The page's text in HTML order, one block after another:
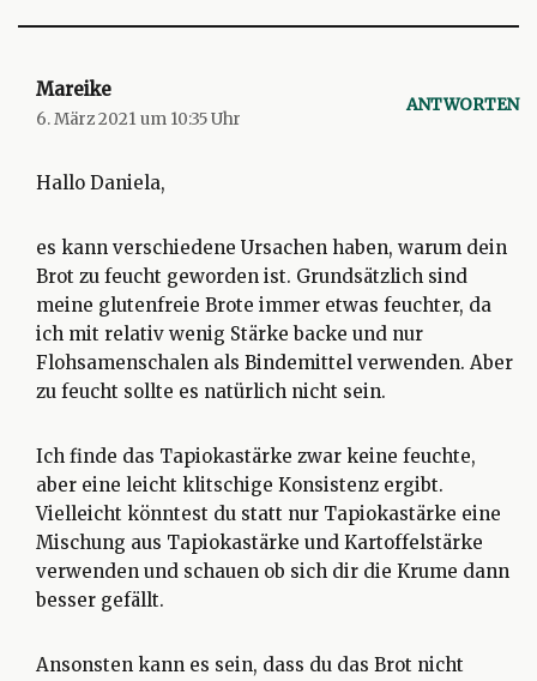
Mareike
6. März 2021 um 10:35 Uhr
ANTWORTEN
Hallo Daniela,
es kann verschiedene Ursachen haben, warum dein
Brot zu feucht geworden ist. Grundsätzlich sind
meine glutenfreie Brote immer etwas feuchter, da
ich mit relativ wenig Stärke backe und nur
Flohsamenschalen als Bindemittel verwenden. Aber
zu feucht sollte es natürlich nicht sein.
Ich finde das Tapiokastärke zwar keine feuchte,
aber eine leicht klitschige Konsistenz ergibt.
Vielleicht könntest du statt nur Tapiokastärke eine
Mischung aus Tapiokastärke und Kartoffelstärke
verwenden und schauen ob sich dir die Krume dann
besser gefällt.
Ansonsten kann es sein, dass du das Brot nicht